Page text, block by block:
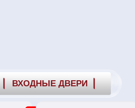
ВХОДНЫЕ ДВЕРИ